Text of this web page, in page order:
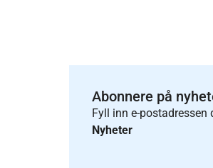
Abonnere på
Fyll inn e-
Nyheter